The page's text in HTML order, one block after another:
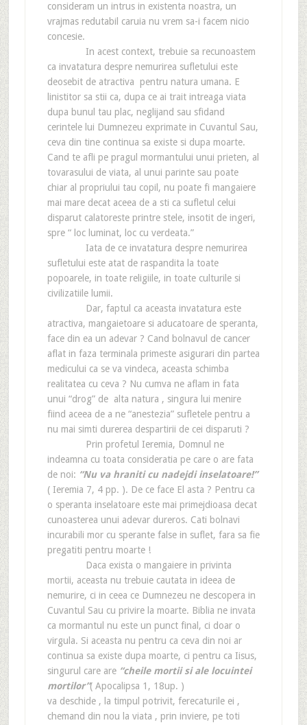
consideram un intrus in existenta noastra, un
vrajmas redutabil caruia nu vrem sa-i facem nicio
concesie.
In acest context, trebuie sa recunoastem
ca invatatura despre nemurirea sufletului este
deosebit de atractiva pentru natura umana. E
linistitor sa stii ca, dupa ce ai trait intreaga viata
dupa bunul tau plac, neglijand sau sfidand
cerintele lui Dumnezeu exprimate in Cuvantul Sau,
ceva din tine continua sa existe si dupa moarte.
Cand te afli pe pragul mormantului unui prieten, al
tovarasului de viata, al unui parinte sau poate
chiar al propriului tau copil, nu poate fi mangaiere
mai mare decat aceea de a sti ca sufletul celui
disparut calatoreste printre stele, insotit de ingeri,
spre “ loc luminat, loc cu verdeata.”
Iata de ce invatatura despre nemurirea
sufletului este atat de raspandita la toate
popoarele, in toate religiile, in toate culturile si
civilizatiile lumii.
Dar, faptul ca aceasta invatatura este
atractiva, mangaietoare si aducatoare de speranta,
face din ea un adevar ? Cand bolnavul de cancer
aflat in faza terminala primeste asigurari din partea
medicului ca se va vindeca, aceasta schimba
realitatea cu ceva ? Nu cumva ne aflam in fata
unui “drog” de alta natura , singura lui menire
fiind aceea de a ne “anestezia” sufletele pentru a
nu mai simti durerea despartirii de cei disparuti ?
Prin profetul Ieremia, Domnul ne
indeamna cu toata consideratia pe care o are fata
de noi: “Nu va hraniti cu nadejdi inselatoare!”
( Ieremia 7, 4 pp. ). De ce face El asta ? Pentru ca
o speranta inselatoare este mai primejdioasa decat
cunoasterea unui adevar dureros. Cati bolnavi
incurabili mor cu sperante false in suflet, fara sa fie
pregatiti pentru moarte !
Daca exista o mangaiere in privinta
mortii, aceasta nu trebuie cautata in ideea de
nemurire, ci in ceea ce Dumnezeu ne descopera in
Cuvantul Sau cu privire la moarte. Biblia ne invata
ca mormantul nu este un punct final, ci doar o
virgula. Si aceasta nu pentru ca ceva din noi ar
continua sa existe dupa moarte, ci pentru ca Iisus,
singurul care are “cheile mortii si ale locuintei
mortilor”( Apocalipsa 1, 18up. )
va deschide , la timpul potrivit, ferecaturile ei ,
chemand din nou la viata , prin inviere, pe toti